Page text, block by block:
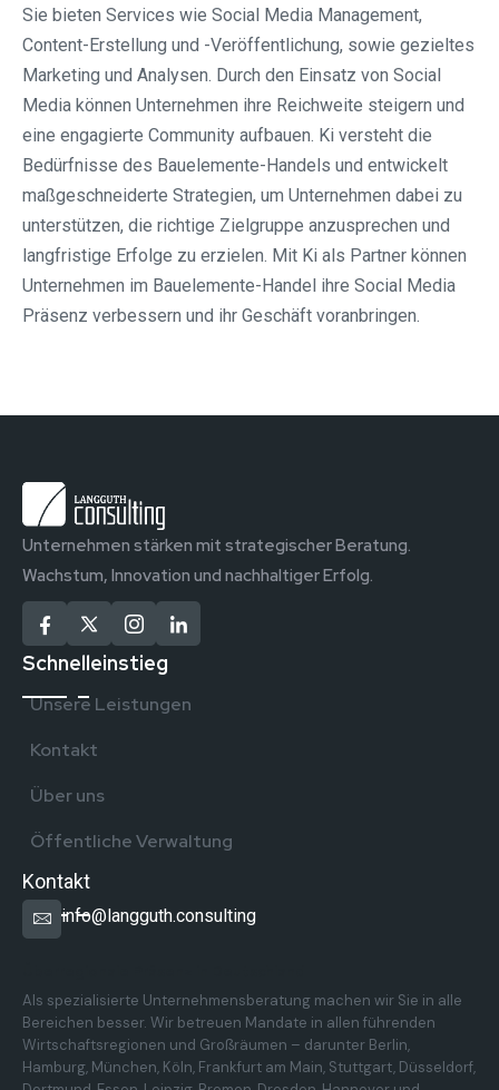
Sie bieten Services wie Social Media Management,
Content-Erstellung und -Veröffentlichung, sowie gezieltes
Marketing und Analysen. Durch den Einsatz von Social
Media können Unternehmen ihre Reichweite steigern und
eine engagierte Community aufbauen. Ki versteht die
Bedürfnisse des Bauelemente-Handels und entwickelt
maßgeschneiderte Strategien, um Unternehmen dabei zu
unterstützen, die richtige Zielgruppe anzusprechen und
langfristige Erfolge zu erzielen. Mit Ki als Partner können
Unternehmen im Bauelemente-Handel ihre Social Media
Präsenz verbessern und ihr Geschäft voranbringen.
Unternehmen stärken mit strategischer Beratung.
Wachstum, Innovation und nachhaltiger Erfolg.
Schnelleinstieg
Unsere Leistungen
Kontakt
Über uns
Öffentliche Verwaltung
Kontakt
info@langguth.consulting
Als spezialisierte Unternehmensberatung machen wir Sie in alle
Bereichen besser. Wir betreuen Mandate in allen führenden
Wirtschaftsregionen und Großräumen – darunter Berlin,
Hamburg, München, Köln, Frankfurt am Main, Stuttgart, Düsseldorf,